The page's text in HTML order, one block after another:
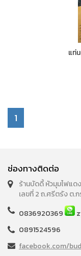
แท่
1
ช่องทางติดต่อ
ร้านบัดดี้ หัวมุมไฟแด
เลขที่ 2 ถ.ศรีตรัง ต.
0836920369
0891524596
facebook.com/